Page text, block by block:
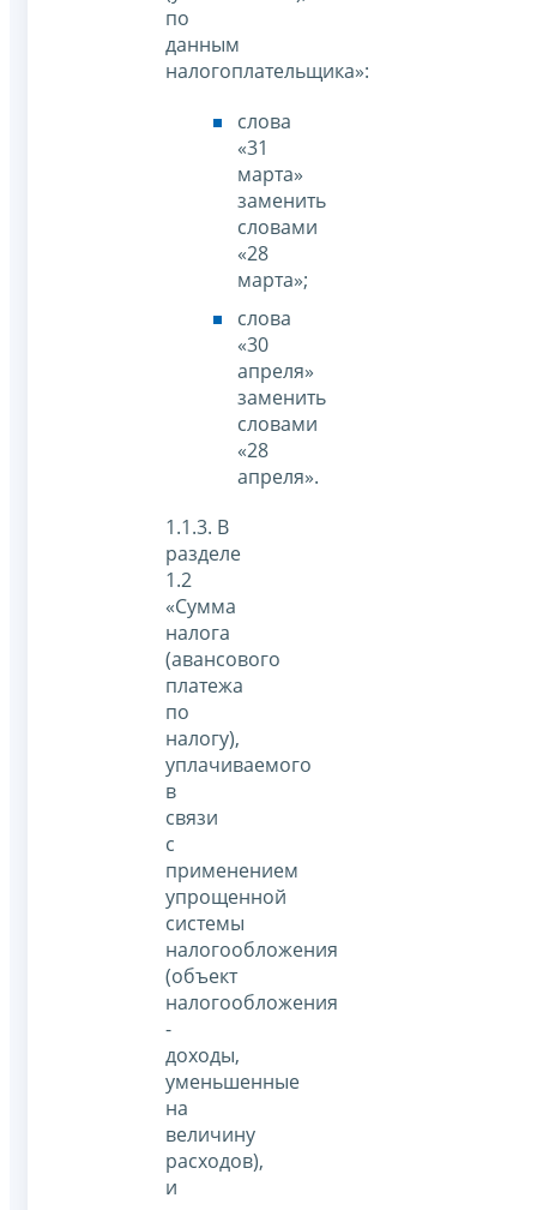
по
данным
налогоплательщика»:
слова
«31
марта»
заменить
словами
«28
марта»;
слова
«30
апреля»
заменить
словами
«28
апреля».
1.1.3. В
разделе
1.2
«Сумма
налога
(авансового
платежа
по
налогу),
уплачиваемого
в
связи
с
применением
упрощенной
системы
налогообложения
(объект
налогообложения
-
доходы,
уменьшенные
на
величину
расходов),
и